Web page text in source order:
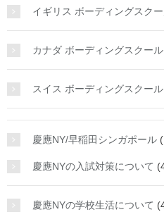
イギリス ボーディングスク
カナダ ボーディングスクール
スイス ボーディングスクール
慶應NY/早稲田シンガポール
慶應NYの入試対策について
慶應NYの学校生活について